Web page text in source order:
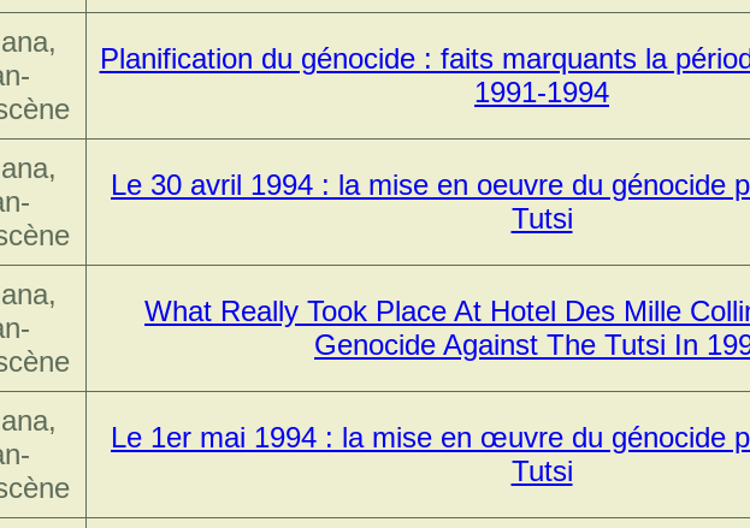
Planification du génocide : faits marquants la
1991-1994
Le 30 avril 1994 : la mise en oeuvre du génocide
Tutsi
What Really Took Place At Hotel Des Mille
Genocide Against The Tutsi In
Le 1er mai 1994 : la mise en œuvre du génocide
Tutsi